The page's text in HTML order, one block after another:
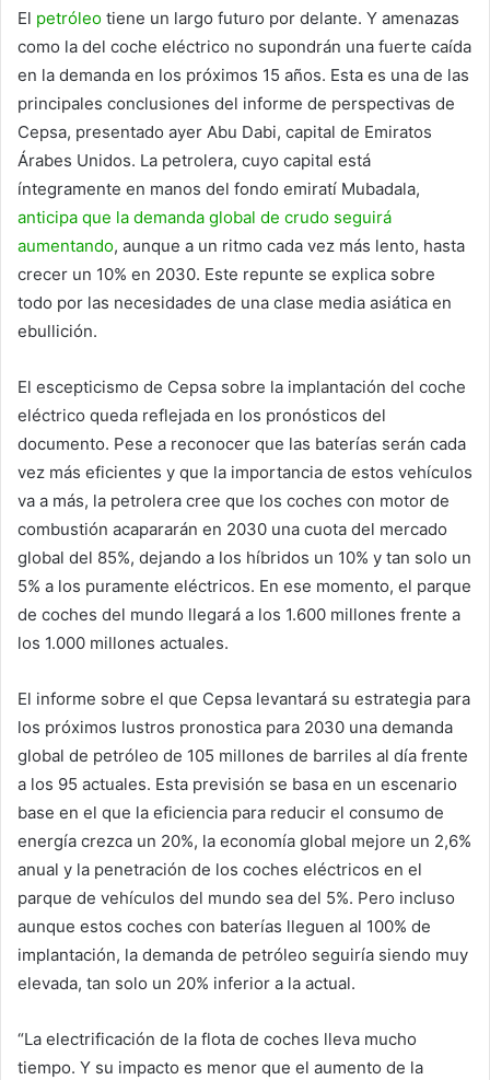
El petróleo tiene un largo futuro por delante. Y amenazas
como la del coche eléctrico no supondrán una fuerte caída
en la demanda en los próximos 15 años. Esta es una de las
principales conclusiones del informe de perspectivas de
Cepsa, presentado ayer Abu Dabi, capital de Emiratos
Árabes Unidos. La petrolera, cuyo capital está
íntegramente en manos del fondo emiratí Mubadala,
anticipa que la demanda global de crudo seguirá
aumentando, aunque a un ritmo cada vez más lento, hasta
crecer un 10% en 2030. Este repunte se explica sobre
todo por las necesidades de una clase media asiática en
ebullición.
El escepticismo de Cepsa sobre la implantación del coche
eléctrico queda reflejada en los pronósticos del
documento. Pese a reconocer que las baterías serán cada
vez más eficientes y que la importancia de estos vehículos
va a más, la petrolera cree que los coches con motor de
combustión acapararán en 2030 una cuota del mercado
global del 85%, dejando a los híbridos un 10% y tan solo un
5% a los puramente eléctricos. En ese momento, el parque
de coches del mundo llegará a los 1.600 millones frente a
los 1.000 millones actuales.
El informe sobre el que Cepsa levantará su estrategia para
los próximos lustros pronostica para 2030 una demanda
global de petróleo de 105 millones de barriles al día frente
a los 95 actuales. Esta previsión se basa en un escenario
base en el que la eficiencia para reducir el consumo de
energía crezca un 20%, la economía global mejore un 2,6%
anual y la penetración de los coches eléctricos en el
parque de vehículos del mundo sea del 5%. Pero incluso
aunque estos coches con baterías lleguen al 100% de
implantación, la demanda de petróleo seguiría siendo muy
elevada, tan solo un 20% inferior a la actual.
“La electrificación de la flota de coches lleva mucho
tiempo. Y su impacto es menor que el aumento de la